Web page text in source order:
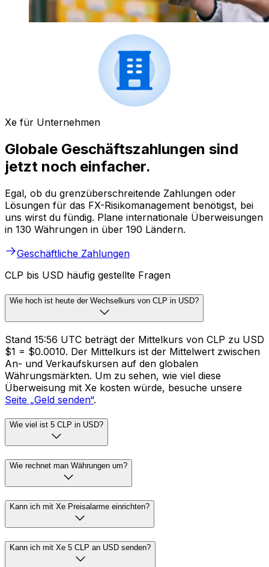
Xe für Unternehmen
Globale Geschäftszahlungen sind
jetzt noch einfacher.
Egal, ob du grenzüberschreitende Zahlungen oder
Lösungen für das FX-Risikomanagement benötigst, bei
uns wirst du fündig. Plane internationale Überweisungen
in 130 Währungen in über 190 Ländern.
Geschäftliche Zahlungen
CLP bis USD häufig gestellte Fragen
Wie hoch ist heute der Wechselkurs von CLP in USD?
Stand 15:56 UTC beträgt der Mittelkurs von CLP zu USD
$1 = $0.0010. Der Mittelkurs ist der Mittelwert zwischen
An- und Verkaufskursen auf den globalen
Währungsmärkten. Um zu sehen, wie viel diese
Überweisung mit Xe kosten würde, besuche unsere
Seite „Geld senden“.
Wie viel ist 5 CLP in USD?
Wie rechnet man Währungen um?
Kann ich mit Xe Preisalarme einrichten?
Kann ich mit Xe 5 CLP an USD senden?